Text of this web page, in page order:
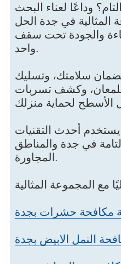
وداعًا لعناء البحث
في جدة الحل
والجودة تحت سقف
واحد.
سلامتك، وتسليك
وكشف تسربات
أحدث التقنيات
في جدة والمناطق
المجاورة.
مكافحة حشرات بجدة
النمل الابيض بجدة